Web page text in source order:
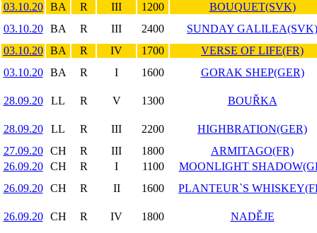
03.10.20
BA R III 1200
BOUQUET(SVK)
03.10.20
BA R III 2400
SUNDAY GALILEA(SVK)
03.10.20
BA R IV 1700
VERSE OF LIFE(FR)
03.10.20
BA R I 1600 GORAK SHEP(GER)
28.09.20 LL R V 1300 BOUŘKA
28.09.20 LL R III 2200
HIGHBRATION(GER)
27.09.20
CH R III 1800
ARMITAGO(FR)
26.09.20
CH R I 1100
MOONLIGHT
26.09.20
CH R II 1600 PLANTEUR`S
26.09.20 CH R IV 1800 NADĚJE